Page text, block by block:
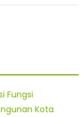
Fungsi
Kota